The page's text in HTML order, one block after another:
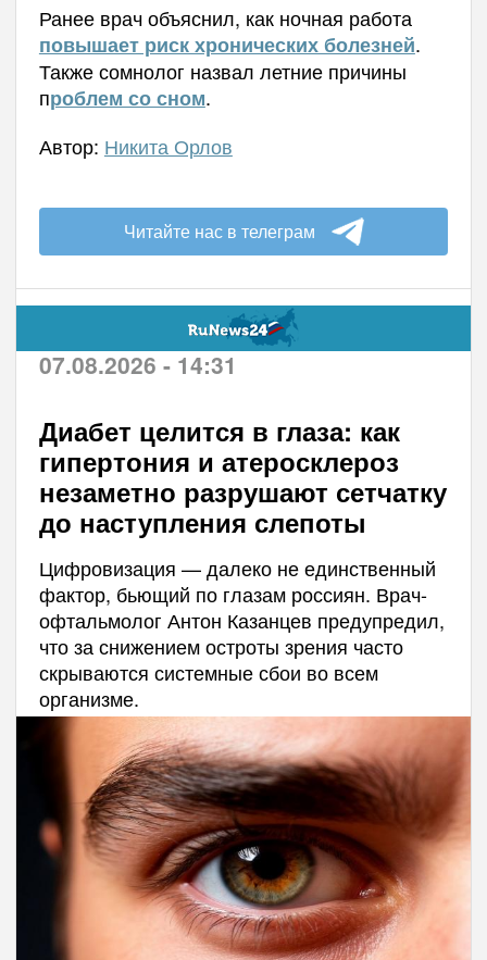
Ранее врач объяснил, как ночная работа
повышает риск хронических болезней.
Также сомнолог назвал летние причины
проблем со сном.
Автор: Никита Орлов
Читайте нас в телеграм
07.08.2026 - 14:31
Диабет целится в глаза: как
гипертония и атеросклероз
незаметно разрушают сетчатку
до наступления слепоты
Цифровизация — далеко не единственный
фактор, бьющий по глазам россиян. Врач-
офтальмолог Антон Казанцев предупредил,
что за снижением остроты зрения часто
скрываются системные сбои во всем
организме.